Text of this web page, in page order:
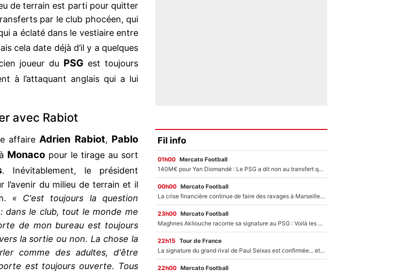
de terrain est parti pour quitter
par le club phocéen, qui
a éclaté dans le vestiaire entre
cela date déjà d’il y a quelques
joueur du PSG est toujours
à l’attaquant anglais qui a lui
avec Rabiot
affaireAdrien Rabiot, Pablo
Monaco pour le tirage au sort
. Inévitablement, le président
l’avenir du milieu de terrain et il
« C'est toujours la question
le club, tout le monde me
de mon bureau est toujours
la sortie ou non. La chose la
comme des adultes, d'être
est toujours ouverte. Tous
Fil info
01h00 Mercato Football
140M€ pour Yan Diomandé : Le PSG a dit non au transfert qui bat tous les records sur le mercato
00h00 Mercato Football
La crise financière continue de faire des ravages à Marseille : L’OM a placé 12 joueurs sur le marché des transferts… et ça pourrait lui rapporter près de 100M€ !
23h00 Mercato Football
Maghnes Akliouche raconte sa signature au PSG : Voilà les coulisses de son transfert de rêve à 50M€
22h15 Tour de France
La signature du grand rival de Paul Seixas est confirmée... et c'est une excellente nouvelle pour l'équipe Decathlon-CMA CGM !
22h00 Mercato Football